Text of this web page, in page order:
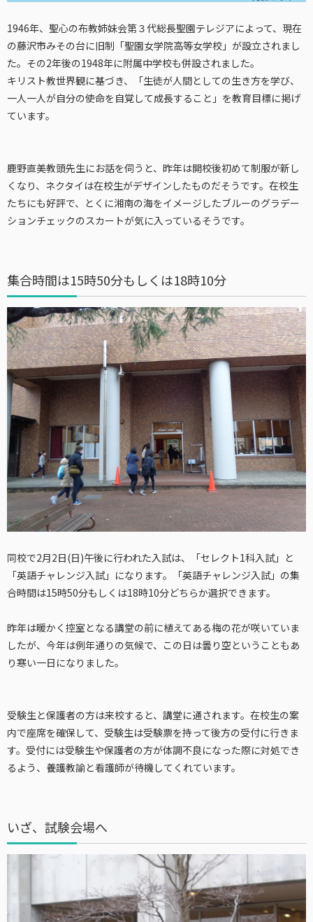
1946年、 聖心の布教姉妹会第３代総長聖園テレジアによって、現在
の藤沢市みその台に旧制「聖園女学院高等女学校」が設立されまし
た。その2年後の1948年に附属中学校も併設されました。
キリスト教世界観に基づき、「生徒が人間としての生き方を学び、
一人一人が自分の使命を自覚して成長すること」を教育目標に掲げ
ています。
鹿野直美教頭先生にお話を伺うと、昨年は開校後初めて制服が新し
くなり、ネクタイは在校生がデザインしたものだそうです。在校生
たちにも好評で、とくに湘南の海をイメージしたブルーのグラデー
ションチェックのスカートが気に入っているそうです。
集合時間は15時50分もしくは18時10分
同校で2月2日(日)午後に行われた入試は、「セレクト1科入試」と
「英語チャレンジ入試」になります。「英語チャレンジ入試」の集
合時間は15時50分もしくは18時10分どちらか選択できます。
昨年は暖かく控室となる講堂の前に植えてある梅の花が咲いていま
したが、今年は例年通りの気候で、この日は曇り空ということもあ
り寒い一日になりました。
受験生と保護者の方は来校すると、講堂に通されます。在校生の案
内で座席を確保して、受験生は受験票を持って後方の受付に行きま
す。受付には受験生や保護者の方が体調不良になった際に対処でき
るよう、養護教諭と看護師が待機してくれています。
いざ、試験会場へ